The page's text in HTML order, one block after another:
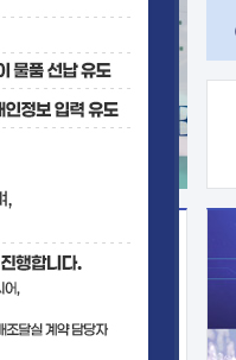
행정본부
대외협력부
/기술이전
중소기업 지원